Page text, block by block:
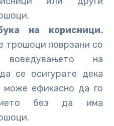
на корисници.
трошоци поврзани со
на
се осигурате дека
може ефикасно да го
без да има